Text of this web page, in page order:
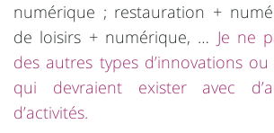
numérique ; restauration +
de loisirs + numérique, … Je ne
des autres types d’innovations
qui devraient exister avec
d’activités.